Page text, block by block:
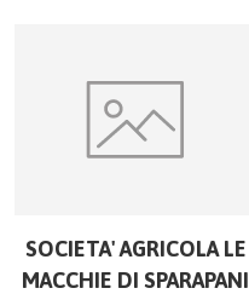
SOCIETA' AGRICOLA LE
MACCHIE DI SPARAPANI